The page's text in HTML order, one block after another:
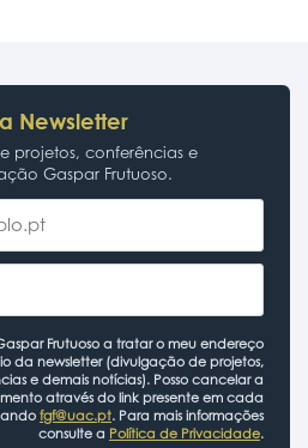
Newsletter
projetos, conferências e
Gaspar Frutuoso.
Frutuoso a tratar o meu endereço
da newsletter (divulgação de projetos,
e demais notícias). Posso cancelar a
através do link presente em cada
fgf@uac.pt. Para mais informações
consulte a Política de Privacidade.